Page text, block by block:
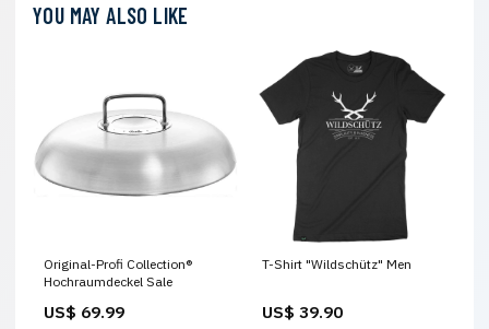
YOU MAY ALSO LIKE
Original-Profi Collection®
Hochraumdeckel Sale
US$ 69.99
T-Shirt "Wildschütz" Men
US$ 39.90